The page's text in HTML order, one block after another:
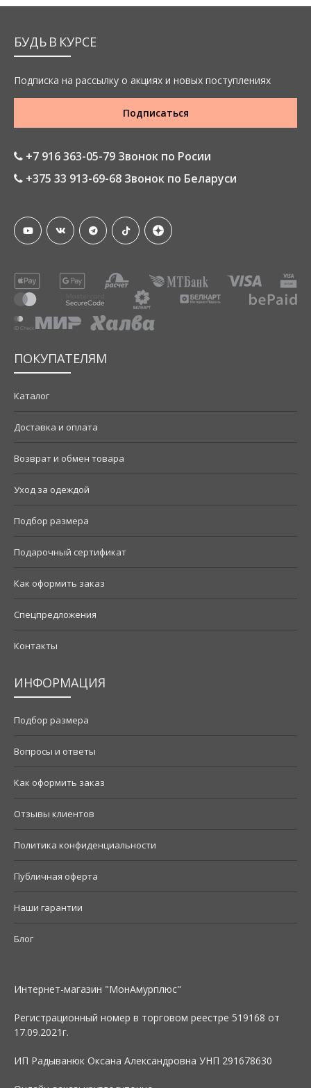
БУДЬ В КУРСЕ
Подписка на рассылку о акциях и новых поступлениях
Подписаться
+7 916 363-05-79 Звонок по Росии
+375 33 913-69-68 Звонок по Беларуси
ПОКУПАТЕЛЯМ
Каталог
Доставка и оплата
Возврат и обмен товара
Уход за одеждой
Подбор размера
Подарочный сертификат
Как оформить заказ
Спецпредложения
Контакты
ИНФОРМАЦИЯ
Подбор размера
Вопросы и ответы
Как оформить заказ
Отзывы клиентов
Политика конфиденциальности
Публичная оферта
Наши гарантии
Блог
Интернет-магазин "МонАмурплюс"
Регистрационный номер в торговом реестре 519168 от
17.09.2021г.
ИП Радыванюк Оксана Александровна УНП 291678630